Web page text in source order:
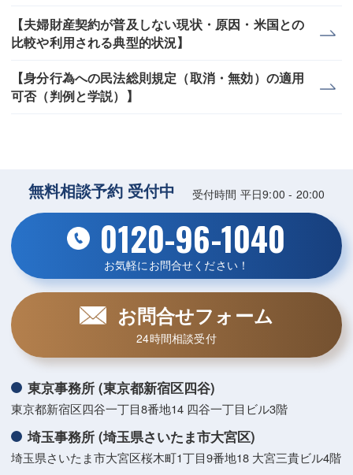
【夫婦財産契約が普及しない現状・原因・米国との
比較や利用される典型的状況】
【身分行為への民法総則規定（取消・無効）の適用
可否（判例と学説）】
無料相談予約 受付中 受付時間 平日9:00 - 20:00
0120-96-1040
お気軽にお問合せください！
お問合せフォーム
24時間相談受付
東京事務所 (東京都新宿区四谷)
東京都新宿区四谷一丁目8番地14 四谷一丁目ビル3階
埼玉事務所 (埼玉県さいたま市大宮区)
埼玉県さいたま市大宮区桜木町1丁目9番地18 大宮三貴ビル4階